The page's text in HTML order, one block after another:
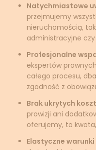
Natychmiastowe
przejmujemy
nieruchomością,
administracyjne
Profesjonalne
ekspertów
całego procesu,
zgodność z
Brak ukrytych
prowizji ani
oferujemy, to
Elastyczne